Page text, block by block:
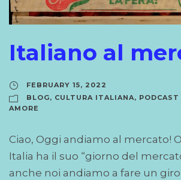
Italiano al
FEBRUARY 15, 2022
BLOG, CULTURA ITALIANA,
AMORE
Ciao, Oggi andiamo al mercato!
Italia ha il suo “giorno del
anche noi andiamo a fare un